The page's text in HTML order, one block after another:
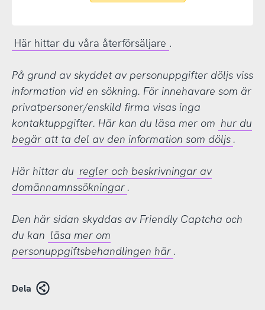
Här hittar du våra återförsäljare .
På grund av skyddet av personuppgifter döljs viss
information vid en sökning. För innehavare som är
privatpersoner/enskild firma visas inga
kontaktuppgifter. Här kan du läsa mer om hur du
begär att ta del av den information som döljs .
Här hittar du regler och beskrivningar av
domännamnssökningar .
Den här sidan skyddas av Friendly Captcha och
du kan läsa mer om
personuppgiftsbehandlingen här .
Dela